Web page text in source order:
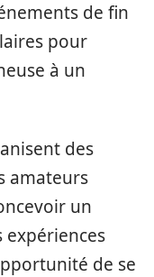
de fin
pour
à un
des
amateurs
un
expériences
de se